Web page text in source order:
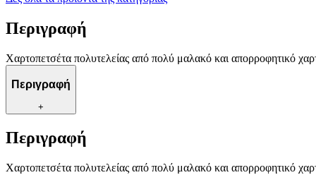
Περιγραφή
Χαρτοπετσέτα πολυτελείας από πολύ μαλακό και απορροφητικό
Περιγραφή
+
Περιγραφή
Χαρτοπετσέτα πολυτελείας από πολύ μαλακό και απορροφητικό